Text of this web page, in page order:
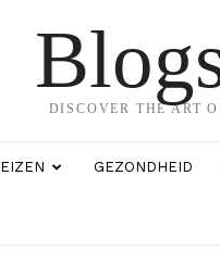
DISCOVER THE ART
GEZONDHEID